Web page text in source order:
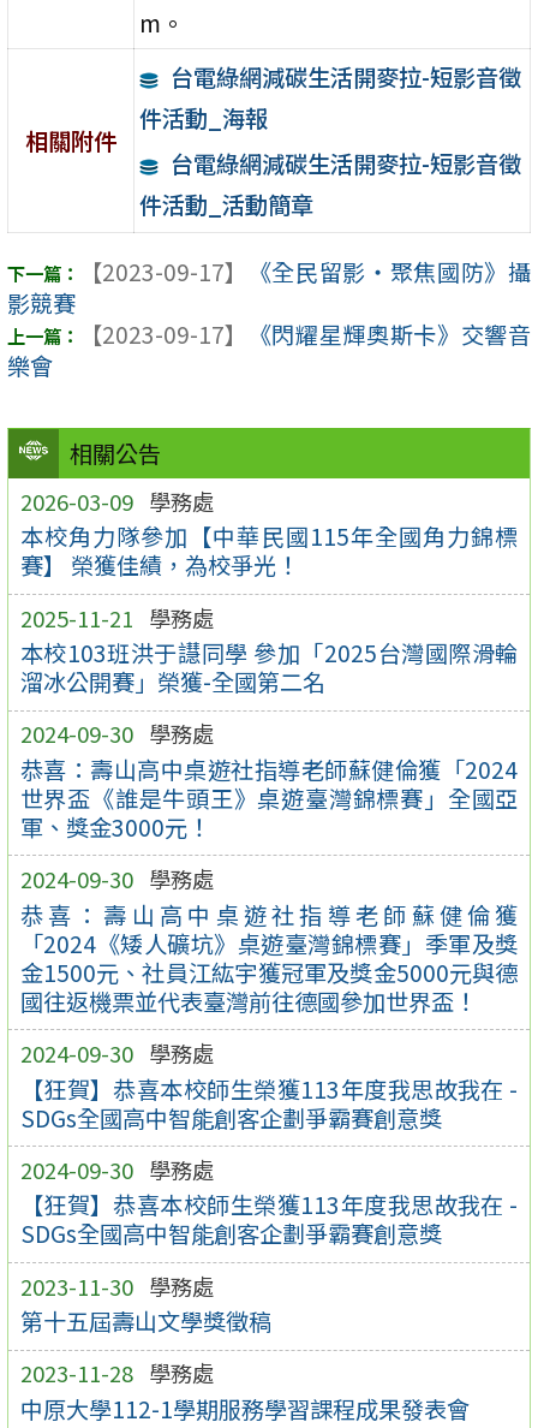
相關公告
2026-03-09 學務處
本校角力隊參加【中華民國115年全國角力錦標
賽】 榮獲佳績，為校爭光！
2025-11-21 學務處
本校103班洪于譿同學 參加「2025台灣國際滑輪
溜冰公開賽」榮獲-全國第二名
2024-09-30 學務處
恭喜：壽山高中桌遊社指導老師蘇健倫獲「2024
世界盃《誰是牛頭王》桌遊臺灣錦標賽」全國亞
軍、獎金3000元！
2024-09-30 學務處
恭喜：壽山高中桌遊社指導老師蘇健倫獲
「2024《矮人礦坑》桌遊臺灣錦標賽」季軍及獎
金1500元、社員江紘宇獲冠軍及獎金5000元與德
國往返機票並代表臺灣前往德國參加世界盃！
2024-09-30 學務處
【狂賀】恭喜本校師生榮獲113年度我思故我在 -
SDGs全國高中智能創客企劃爭霸賽創意獎
2024-09-30 學務處
【狂賀】恭喜本校師生榮獲113年度我思故我在 -
SDGs全國高中智能創客企劃爭霸賽創意獎
2023-11-30 學務處
第十五屆壽山文學獎徵稿
2023-11-28 學務處
中原大學112-1學期服務學習課程成果發表會
m。
相關附件
台電綠網減碳生活開麥拉-短影音徵
件活動_海報
台電綠網減碳生活開麥拉-短影音徵
件活動_活動簡章
【2023-09-17】
《全民留影‧聚焦國防》攝
影競賽
【2023-09-17】
《閃耀星輝奧斯卡》交響音
樂會